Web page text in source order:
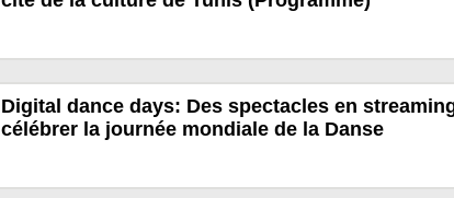
Digital dance days: Des spectacles en
célébrer la journée mondiale de la Danse